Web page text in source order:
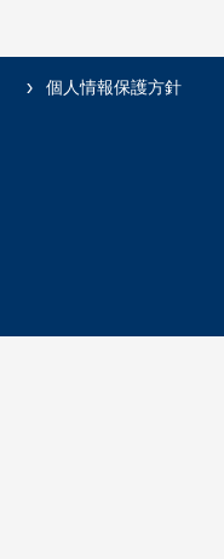
個人情報保護方針